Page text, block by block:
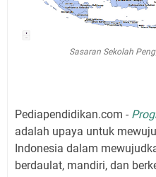
Sasaran Sekolah
Pediapendidikan.com -
adalah upaya untuk
Indonesia dalam
berdaulat, mandiri, dan